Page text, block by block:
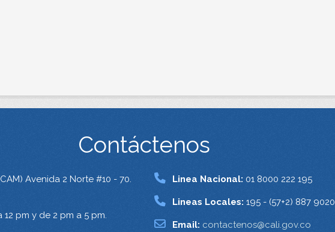
Contáctenos
Avenida 2 Norte #10 - 70.
pm y de 2 pm a 5 pm.
Linea Nacional: 01 8000 222 195
Lineas Locales: 195 - (57+2) 887 9020
Email: contactenos@cali.gov.co